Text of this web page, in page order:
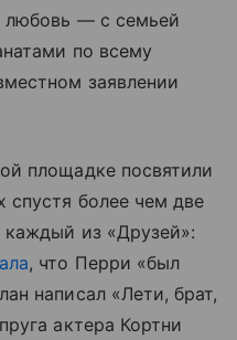
любовь — с семьей
по всему
заявлении
площадке посвятили
спустя более чем две
из «Друзей»:
, что Перри «был
написал «Лети, брат,
актера Кортни